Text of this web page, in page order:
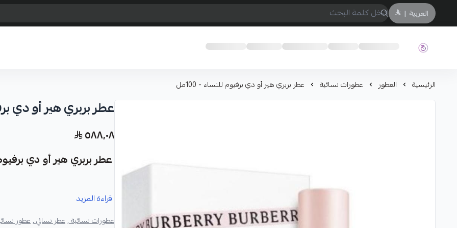
العربية |
حفيز
الرئيسية العطور عطورات نسائية عطر بربري هير أو دي برفيوم للنساء - 100مل
عطر بربري هير أو دي
٥٨٨٫٠٨
عطر بربري هير أو دي برفيوم
هذا العطر هو أكثر من مجرد عطر، إنه
صُمم ليمنحكِ شعورًا بالثقة
قراءة المزيد
عطورات نسائية ,عطر نسائي ,عطور